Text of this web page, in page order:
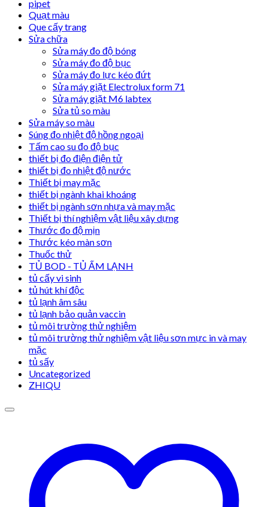
pipet
Quạt màu
Que cấy trang
Sửa chữa
Sửa máy đo độ bóng
Sửa máy đo độ bục
Sửa máy đo lực kéo đứt
Sửa máy giặt Electrolux form 71
Sửa máy giặt M6 labtex
Sửa tủ so màu
Sửa máy so màu
Súng đo nhiệt độ hồng ngoại
Tấm cao su đo độ bục
thiết bị đo điện điện tử
thiết bị đo nhiệt độ nước
Thiết bị may mặc
thiết bị ngành khai khoáng
thiết bị ngành sơn nhựa và may mặc
Thiết bị thí nghiệm vật liệu xây dựng
Thước đo độ mịn
Thước kéo màn sơn
Thuốc thử
TỦ BOD - TỦ ẤM LẠNH
tủ cấy vi sinh
tủ hút khí độc
tủ lạnh âm sâu
tủ lạnh bảo quản vaccin
tủ môi trường thử nghiệm
tủ môi trường thử nghiệm vật liệu sơn mực in và may
mặc
tủ sấy
Uncategorized
ZHIQU